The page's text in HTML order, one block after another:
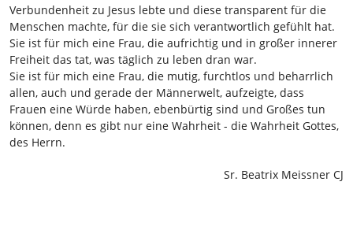
Verbundenheit zu Jesus lebte und diese transparent für die
Menschen machte, für die sie sich verantwortlich gefühlt hat.
Sie ist für mich eine Frau, die aufrichtig und in großer innerer
Freiheit das tat, was täglich zu leben dran war.
Sie ist für mich eine Frau, die mutig, furchtlos und beharrlich
allen, auch und gerade der Männerwelt, aufzeigte, dass
Frauen eine Würde haben, ebenbürtig sind und Großes tun
können, denn es gibt nur eine Wahrheit - die Wahrheit Gottes,
des Herrn.
Sr. Beatrix Meissner CJ